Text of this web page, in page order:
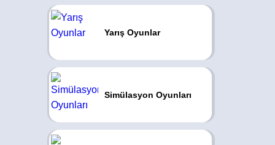
Yarış Oyunlar
Simülasyon Oyunları